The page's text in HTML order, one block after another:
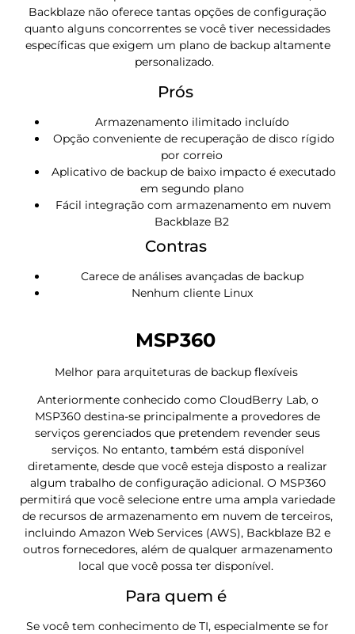
Backblaze não oferece tantas opções de configuração
quanto alguns concorrentes se você tiver necessidades
específicas que exigem um plano de backup altamente
personalizado.
Prós
Armazenamento ilimitado incluído
Opção conveniente de recuperação de disco rígido
por correio
Aplicativo de backup de baixo impacto é executado
em segundo plano
Fácil integração com armazenamento em nuvem
Backblaze B2
Contras
Carece de análises avançadas de backup
Nenhum cliente Linux
MSP360
Melhor para arquiteturas de backup flexíveis
Anteriormente conhecido como CloudBerry Lab, o
MSP360 destina-se principalmente a provedores de
serviços gerenciados que pretendem revender seus
serviços. No entanto, também está disponível
diretamente, desde que você esteja disposto a realizar
algum trabalho de configuração adicional. O MSP360
permitirá que você selecione entre uma ampla variedade
de recursos de armazenamento em nuvem de terceiros,
incluindo Amazon Web Services (AWS), Backblaze B2 e
outros fornecedores, além de qualquer armazenamento
local que você possa ter disponível.
Para quem é
Se você tem conhecimento de TI, especialmente se for